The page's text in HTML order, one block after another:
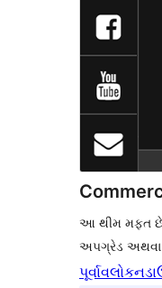
આ થીમ મફત છે
અપગ્રેડ અથવા
પૂર્વાવલોકન